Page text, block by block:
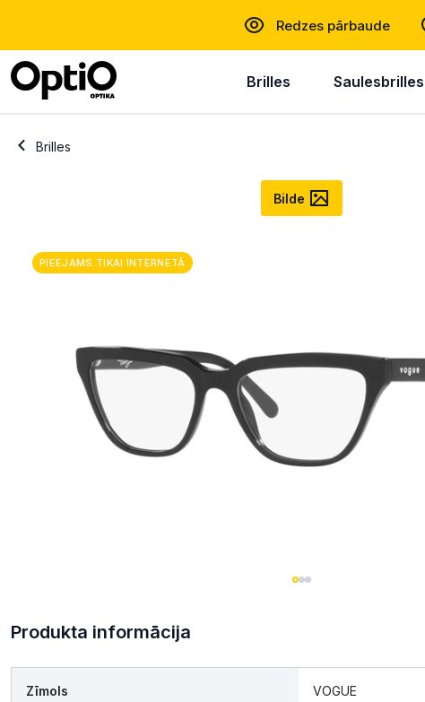
Redzes pārbaude
Brilles Saulesbrilles
Brilles
Bilde
PIEEJAMS TIKAI INTERNETĀ
Produkta informācija
Zīmols VOGUE